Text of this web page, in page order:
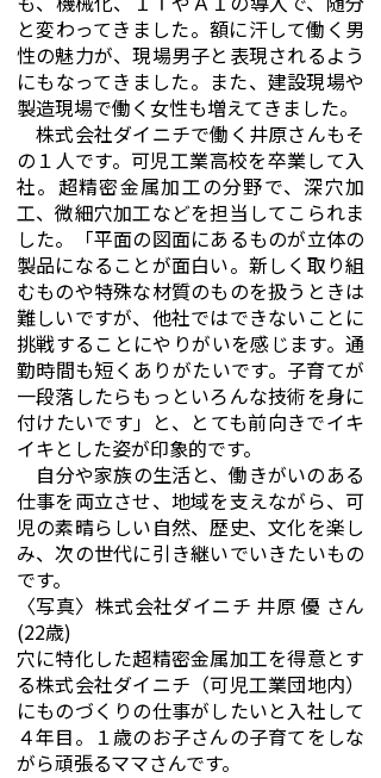
と変わってきました。額に汗して働く男
性の魅力が、現場男子と表現されるよう
にもなってきました。また、建設現場や
製造現場で働く女性も増えてきました。
株式会社ダイニチで働く井原さんもそ
の１人です。可児工業高校を卒業して入
社。超精密金属加工の分野で、深穴加
工、微細穴加工などを担当してこられま
した。「平面の図面にあるものが立体の
製品になることが面白い。新しく取り組
むものや特殊な材質のものを扱うときは
難しいですが、他社ではできないことに
挑戦することにやりがいを感じます。通
勤時間も短くありがたいです。子育てが
一段落したらもっといろんな技術を身に
付けたいです」と、とても前向きでイキ
イキとした姿が印象的です。
自分や家族の生活と、働きがいのある
仕事を両立させ、地域を支えながら、可
児の素晴らしい自然、歴史、文化を楽し
み、次の世代に引き継いでいきたいもの
です。
〈写真〉株式会社ダイニチ 井原 優 さん
(22歳)
穴に特化した超精密金属加工を得意とす
る株式会社ダイニチ（可児工業団地内）
にものづくりの仕事がしたいと入社して
４年目。１歳のお子さんの子育てをしな
がら頑張るママさんです。